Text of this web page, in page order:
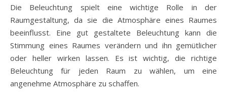
Die Beleuchtung spielt eine wichtige Rolle in der
Raumgestaltung, da sie die Atmosphäre eines Raumes
beeinflusst. Eine gut gestaltete Beleuchtung kann die
Stimmung eines Raumes verändern und ihn gemütlicher
oder heller wirken lassen. Es ist wichtig, die richtige
Beleuchtung für jeden Raum zu wählen, um eine
angenehme Atmosphäre zu schaffen.